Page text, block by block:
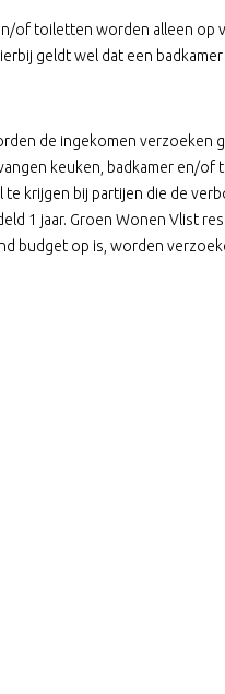
of toiletten worden alleen op
geldt wel dat een
de ingekomen
keuken, badkamer en/
te krijgen bij partijen die de
1 jaar. Groen Wonen Vlist
budget op is, worden